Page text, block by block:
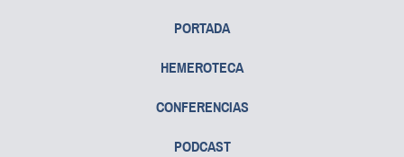
PORTADA
HEMEROTECA
CONFERENCIAS
PODCAST